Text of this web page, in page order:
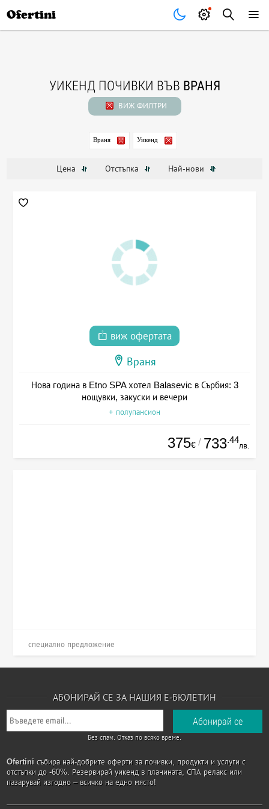
Ofertini
УИКЕНД ПОЧИВКИ ВЪВ ВРАНЯ
ВИЖ ФИЛТРИ
Враня Уикенд
Цена Отстъпка Най-нови
виж офертата
Враня
Нова година в Etno SPA хотел Balasevic в Сърбия: 3
нощувки, закуски и вечери
+ полупансион
375€ / 733.44
лв.
специално предложение
АБОНИРАЙ СЕ ЗА НАШИЯ Е-БЮЛЕТИН
Без спам. Отказ по всяко време.
Ofertini събира най-добрите оферти за почивки, продукти и услуги с
отстъпки до -60%. Резервирай уикенд в планината, СПА релакс или
пазарувай изгодно – всичко на едно място!